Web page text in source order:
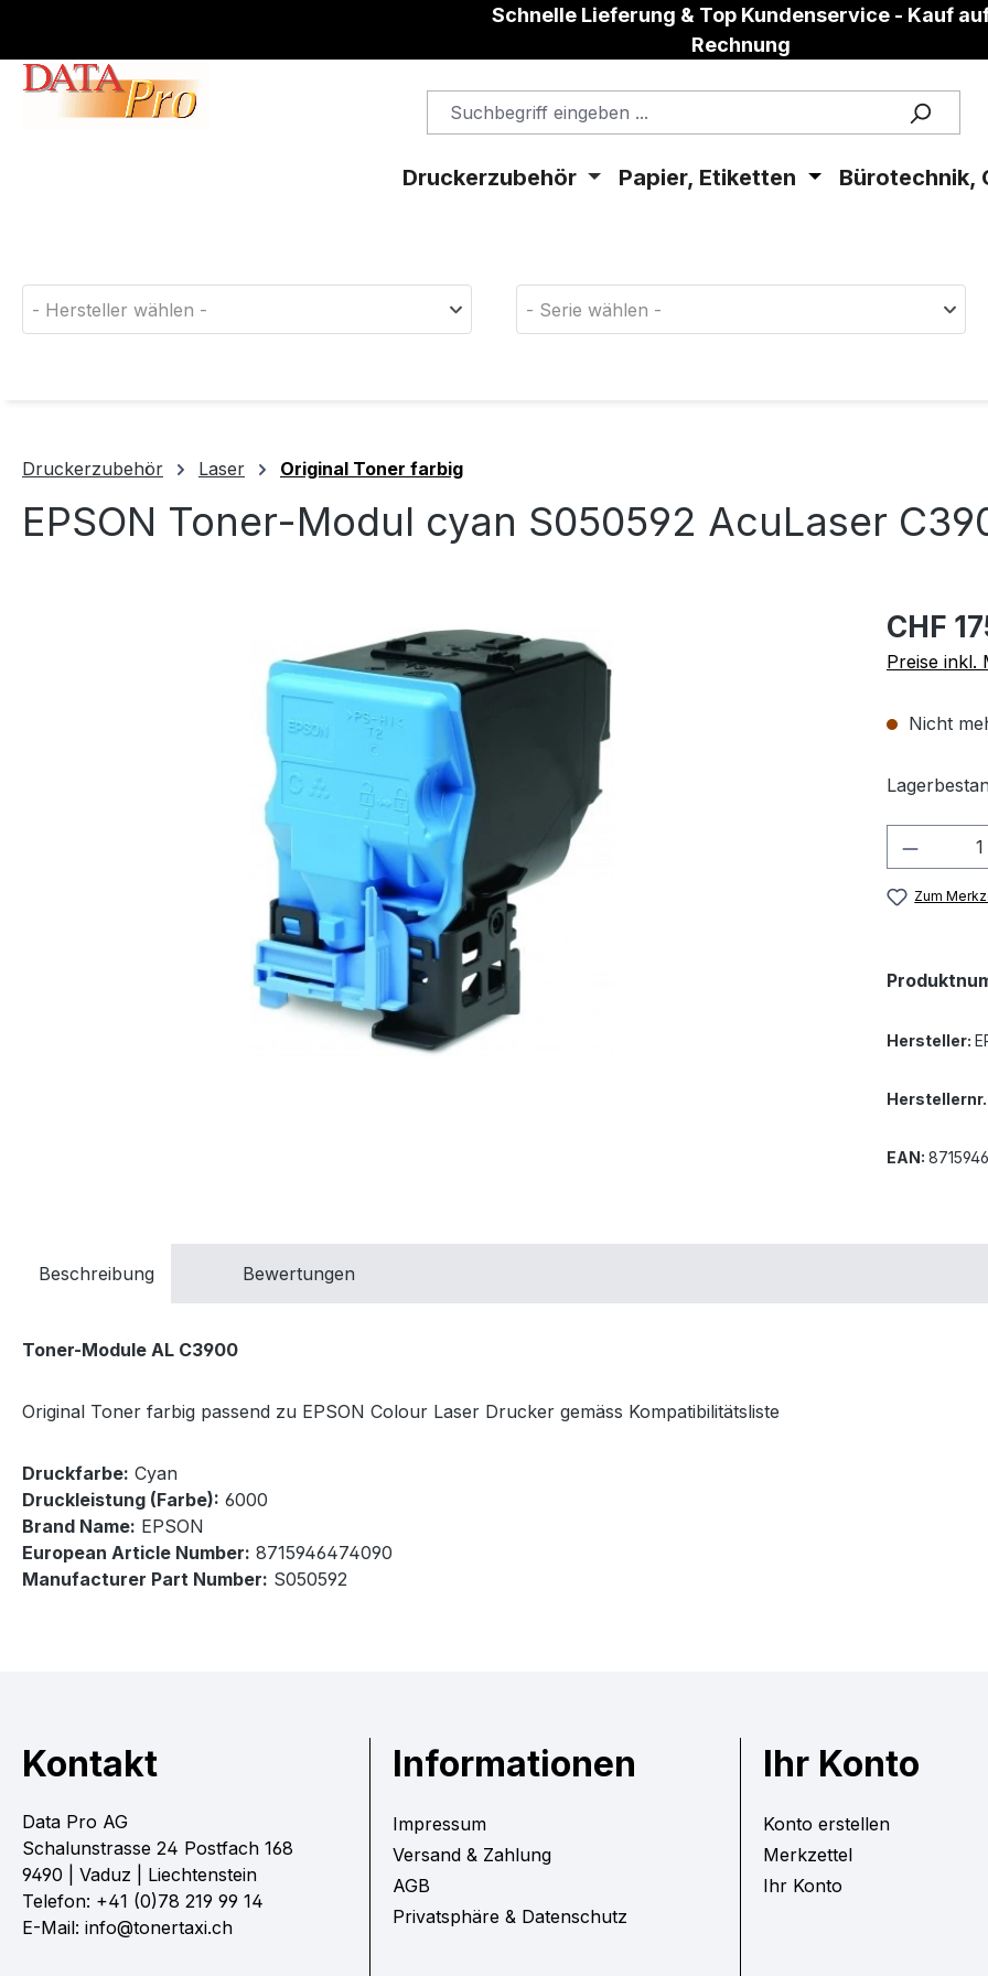
Schnelle Lieferung & Top Kundenservice - Kauf
Rechnung
Druckerzubehör Papier, Etiketten Bürotechnik,
- Hersteller wählen - - Serie wählen -
Druckerzubehör Laser Original Toner farbig
EPSON Toner-Modul cyan S050592 AcuLaser
CHF
Preise inkl.
Nicht
Zum
Hersteller:
EAN:
Beschreibung Bewertungen
Toner-Module AL C3900
Original Toner farbig passend zu EPSON Colour Laser Drucker gemäss Kompatibilitätsliste
Druckfarbe: Cyan
Druckleistung (Farbe): 6000
Brand Name: EPSON
European Article Number: 8715946474090
Manufacturer Part Number: S050592
Kontakt
Data Pro AG
Schalunstrasse 24 Postfach 168
9490 | Vaduz | Liechtenstein
Telefon: +41 (0)78 219 99 14
E-Mail: info@tonertaxi.ch
Informationen
Impressum
Versand & Zahlung
AGB
Privatsphäre & Datenschutz
Ihr Konto
Konto erstellen
Merkzettel
Ihr Konto